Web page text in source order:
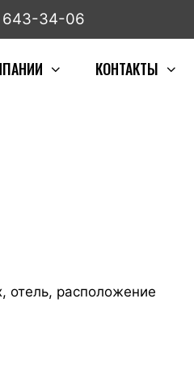
643-34-06
КОНТАКТЫ
отель, расположение